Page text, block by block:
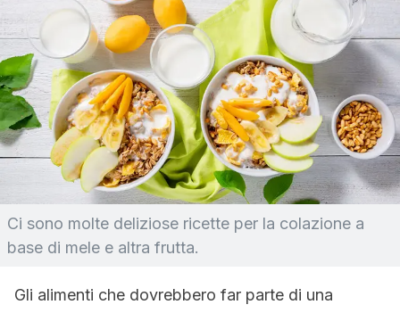
Ci sono molte deliziose ricette per la colazione a
base di mele e altra frutta.
Gli alimenti che dovrebbero far parte di una